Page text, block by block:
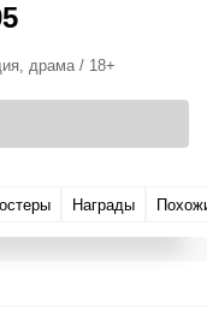
драма / 18+
Награды